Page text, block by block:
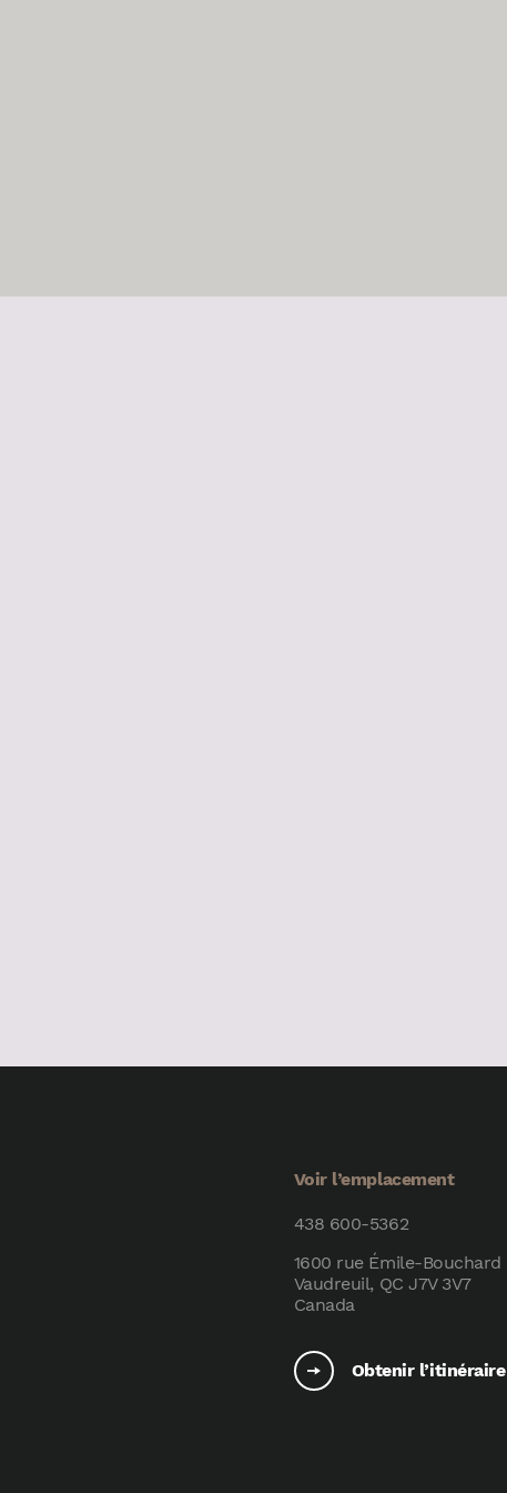
Voir l’emplacement
438 600-5362
1600 rue Émile-Bouchard
Vaudreuil, QC J7V 3V7
Canada
Obtenir l’itinéraire